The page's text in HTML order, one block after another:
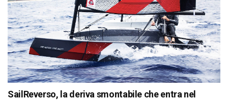
SailReverso, la deriva smontabile che entra nel